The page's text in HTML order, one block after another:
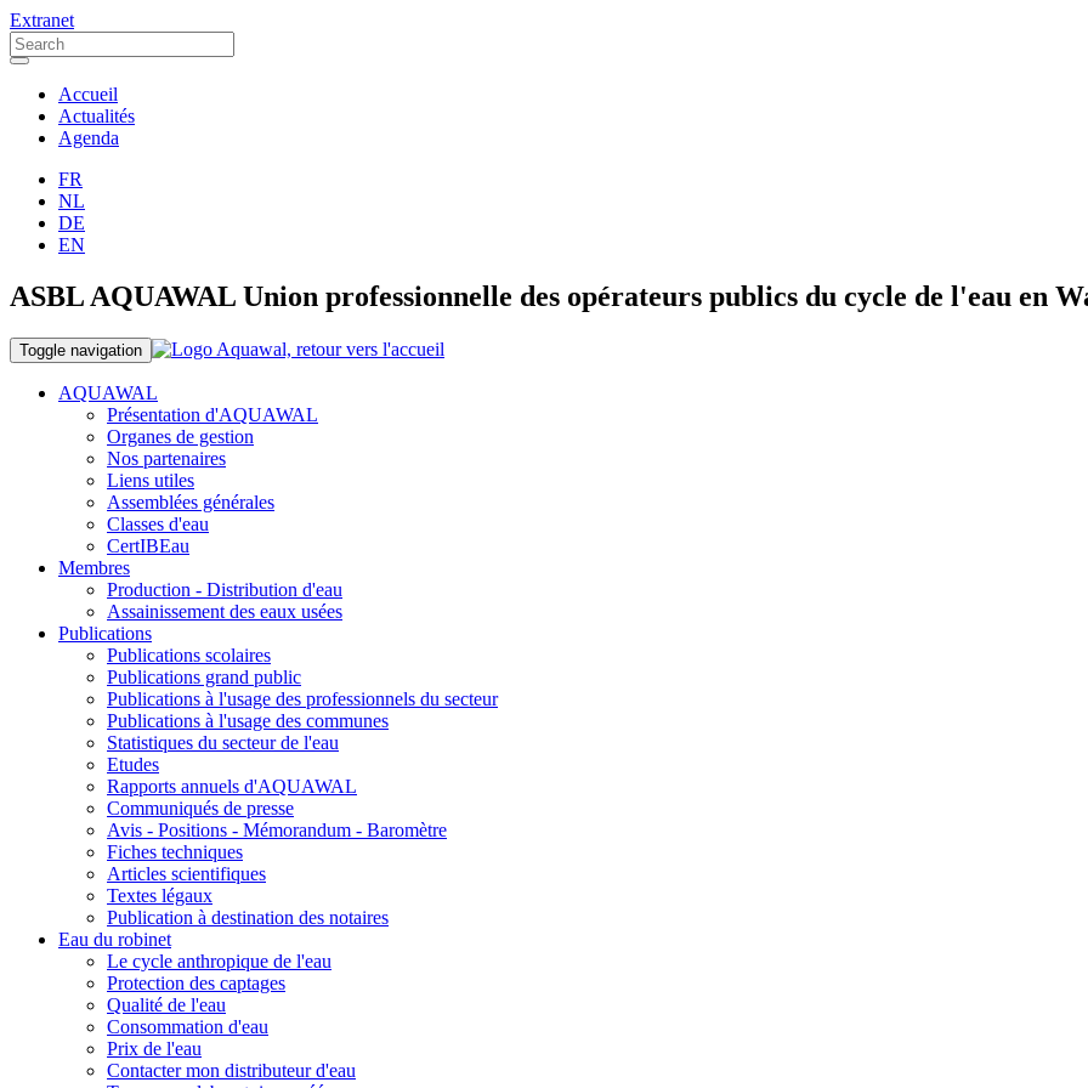
Extranet
Accueil
Actualités
Agenda
FR
NL
DE
EN
ASBL AQUAWAL Union professionnelle des opérateurs publics du cycle de l'eau en
Toggle navigation
AQUAWAL
Présentation d'AQUAWAL
Organes de gestion
Nos partenaires
Liens utiles
Assemblées générales
Classes d'eau
CertIBEau
Membres
Production - Distribution d'eau
Assainissement des eaux usées
Publications
Publications scolaires
Publications grand public
Publications à l'usage des professionnels du secteur
Publications à l'usage des communes
Statistiques du secteur de l'eau
Etudes
Rapports annuels d'AQUAWAL
Communiqués de presse
Avis - Positions - Mémorandum - Baromètre
Fiches techniques
Articles scientifiques
Textes légaux
Publication à destination des notaires
Eau du robinet
Le cycle anthropique de l'eau
Protection des captages
Qualité de l'eau
Consommation d'eau
Prix de l'eau
Contacter mon distributeur d'eau